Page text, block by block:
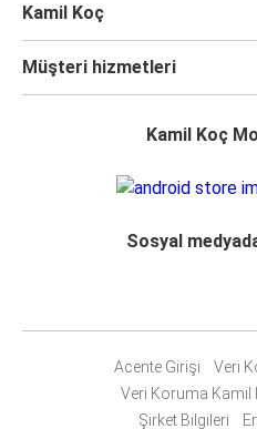
Kamil Koç
Müşteri hizmetleri
Kamil Koç
Sosyal
Acente Girişi
Veri
Veri Koruma Kamil
Şirket Bilgileri